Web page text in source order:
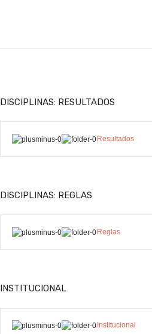
DISCIPLINAS: RESULTADOS
Resultados
DISCIPLINAS: REGLAS
Reglas
INSTITUCIONAL
Institucional